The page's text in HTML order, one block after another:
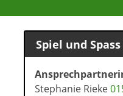
Spiel und
Stephanie Rieke